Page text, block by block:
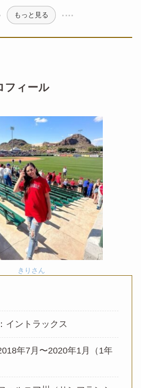
もっと見る
フィール
きりさん
：イントラックス
年7月〜2020年1月（1年